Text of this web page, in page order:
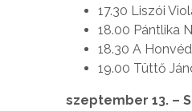
17.30 Liszói
18.00 Pántlika
18.30 A
19.00 Tüttő
szeptember 13. –